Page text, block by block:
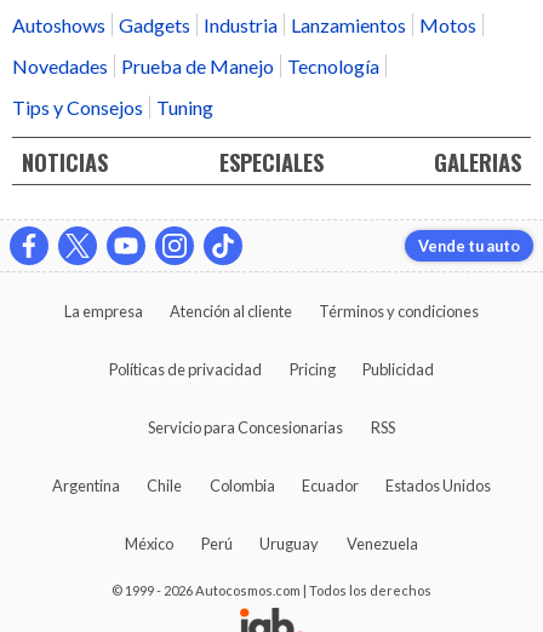
Autoshows
Gadgets Industria Lanzamientos
Motos
Novedades
Prueba de Manejo
Tecnología
Tips y Consejos
Tuning
NOTICIAS ESPECIALES GALERIAS
Vende tu auto
La empresa Atención al cliente Términos y condiciones
Políticas de privacidad Pricing Publicidad
Servicio para Concesionarias RSS
Argentina Chile Colombia Ecuador Estados Unidos
México Perú Uruguay Venezuela
© 1999 - 2026 Autocosmos.com | Todos los derechos